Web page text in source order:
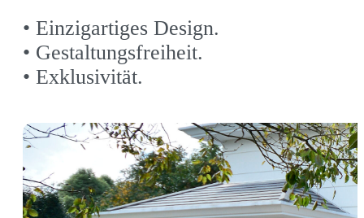
• Einzigartiges Design.
• Gestaltungsfreiheit.
• Exklusivität.